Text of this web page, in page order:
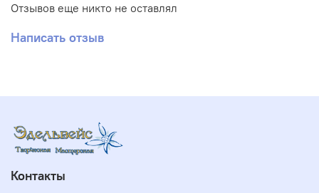
Отзывов еще никто не оставлял
Написать отзыв
Контакты